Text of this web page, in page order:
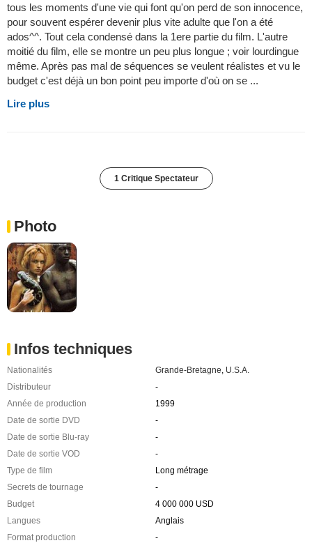
tous les moments d'une vie qui font qu'on perd de son innocence,
pour souvent espérer devenir plus vite adulte que l'on a été
ados^^. Tout cela condensé dans la 1ere partie du film. L'autre
moitié du film, elle se montre un peu plus longue ; voir lourdingue
même. Après pas mal de séquences se veulent réalistes et vu le
budget c'est déjà un bon point peu importe d'où on se ...
Lire plus
1 Critique Spectateur
Photo
Infos techniques
Nationalités Grande-Bretagne U.S.A.
Distributeur
-
Année de production
1999
Date de sortie DVD
-
Date de sortie Blu-ray
-
Date de sortie VOD
-
Type de film
Long métrage
Secrets de tournage
-
Budget
4 000 000 USD
Langues
Anglais
Format production
-